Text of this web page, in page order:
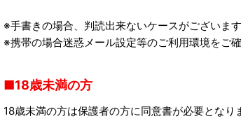
※手書きの場合、判読出来ないケースがございま
※携帯の場合迷惑メール設定等のご利用環境をご
18歳未満の方
18歳未満の方は保護者の方に同意書が必要となり